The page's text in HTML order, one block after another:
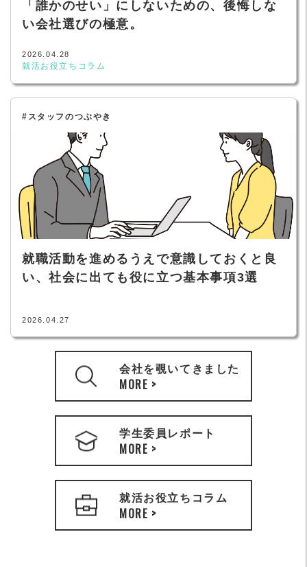
「誰かのせい」にしないための、後悔しな
い会社選びの極意。
2026.04.28
就活お役立ちコラム
#スタッフのつぶやき
就職活動を進めるうえで意識しておくと良
い、社会に出ても役に立つ基本事項3選
2026.04.27
会社を覗いてきました
MORE >
学生委員レポート
MORE >
就活お役立ちコラム
MORE >